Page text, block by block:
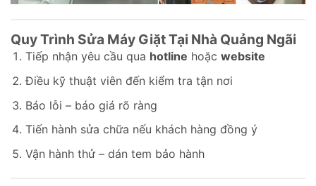
Quy Trình Sửa Máy Giặt Tại Nhà Quảng Ngãi
Tiếp nhận yêu cầu qua hotline hoặc website
Điều kỹ thuật viên đến kiểm tra tận nơi
Báo lỗi – báo giá rõ ràng
Tiến hành sửa chữa nếu khách hàng đồng ý
Vận hành thử – dán tem bảo hành